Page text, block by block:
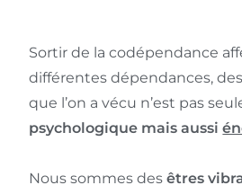
Sortir de la codépendance
différentes dépendances,
que l’on a vécu n’est pas
psychologique mais aussi
Nous sommes desêtres